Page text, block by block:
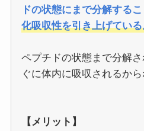
ドの状態にまで分解するこ
化吸収性を引き上げてい
ペプチドの状態まで分解
ぐに体内に吸収されるから
【メリット】